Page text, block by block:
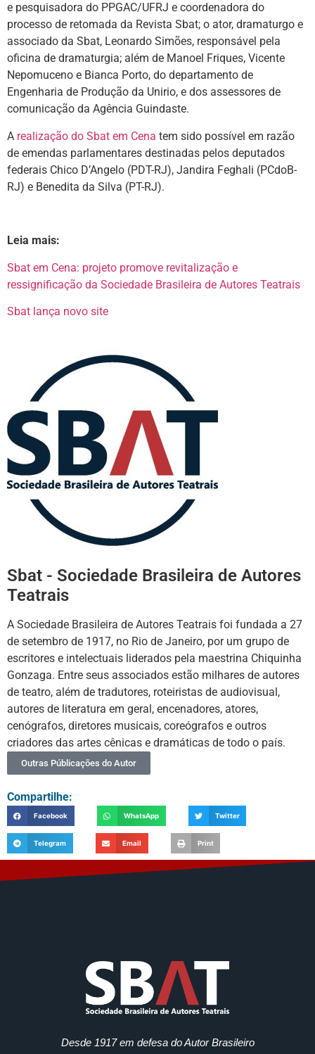
e pesquisadora do PPGAC/UFRJ e coordenadora do
processo de retomada da Revista Sbat; o ator, dramaturgo e
associado da Sbat, Leonardo Simões, responsável pela
oficina de dramaturgia; além de Manoel Friques, Vicente
Nepomuceno e Bianca Porto, do departamento de
Engenharia de Produção da Unirio, e dos assessores de
comunicação da Agência Guindaste.
A realização do Sbat em Cena tem sido possível em razão
de emendas parlamentares destinadas pelos deputados
federais Chico D’Angelo (PDT-RJ), Jandira Feghali (PCdoB-
RJ) e Benedita da Silva (PT-RJ).
Leia mais:
Sbat em Cena: projeto promove revitalização e
ressignificação da Sociedade Brasileira de Autores Teatrais
Sbat lança novo site
Sbat - Sociedade Brasileira de Autores
Teatrais
A Sociedade Brasileira de Autores Teatrais foi fundada a 27
de setembro de 1917, no Rio de Janeiro, por um grupo de
escritores e intelectuais liderados pela maestrina Chiquinha
Gonzaga. Entre seus associados estão milhares de autores
de teatro, além de tradutores, roteiristas de audiovisual,
autores de literatura em geral, encenadores, atores,
cenógrafos, diretores musicais, coreógrafos e outros
criadores das artes cênicas e dramáticas de todo o país.
Outras Públicações do Autor
Compartilhe:
Facebook WhatsApp Twitter
Telegram Email Print
Desde 1917 em defesa do Autor Brasileiro